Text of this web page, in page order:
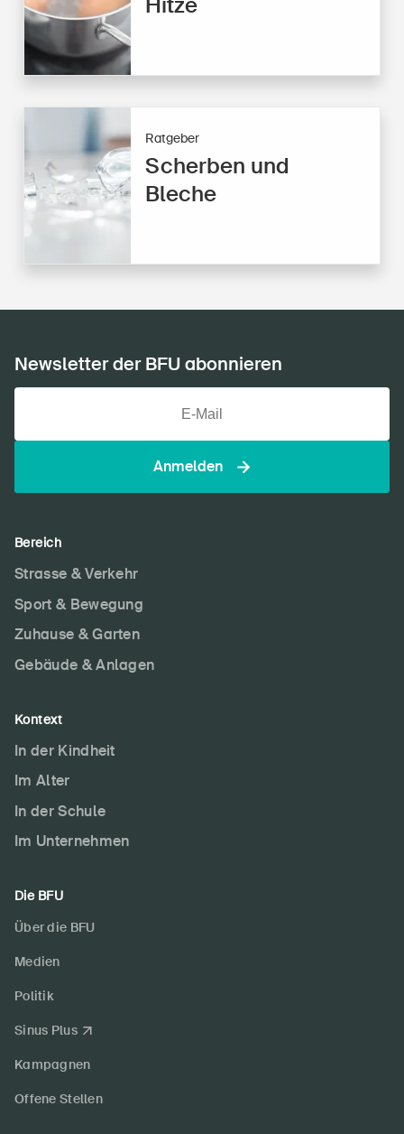
Ratgeber
Scherben und
Bleche
Newsletter der BFU abonnieren
Anmelden
Bereich
Strasse & Verkehr
Sport & Bewegung
Zuhause & Garten
Gebäude & Anlagen
Kontext
In der Kindheit
Im Alter
In der Schule
Im Unternehmen
Die BFU
Über die BFU
Medien
Politik
Sinus Plus
Kampagnen
Offene Stellen